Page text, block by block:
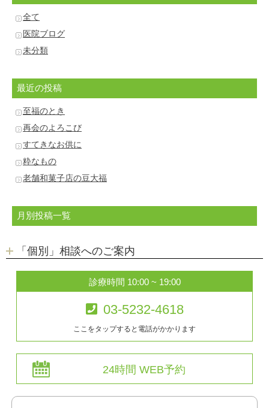
全て
医院ブログ
未分類
最近の投稿
至福のとき
再会のよろこび
すてきなお供に
粋なもの
老舗和菓子店の豆大福
月別投稿一覧
「個別」相談へのご案内
診療時間 10:00 ~ 19:00
03-5232-4618
ここをタップすると電話がかかります
24時間 WEB予約